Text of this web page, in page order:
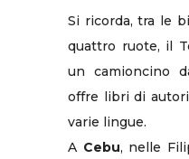
Si ricorda, tra le
quattro ruote, il
un camioncino
offre libri di
varie lingue.
A Cebu, nelle